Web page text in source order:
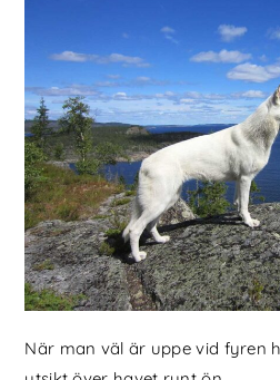
När man väl är uppe vid fyren